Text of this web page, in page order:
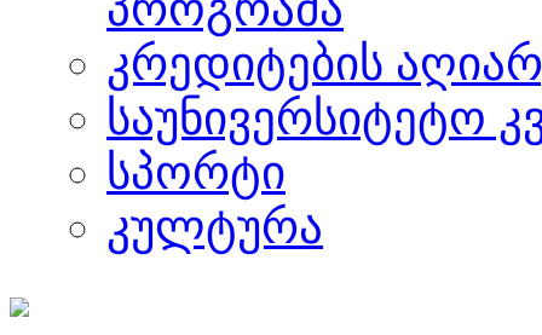
კრედიტების
საუნივერსიტეტო
სპორტი
კულტურა